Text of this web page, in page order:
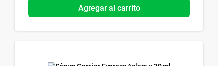
Agregar al carrito